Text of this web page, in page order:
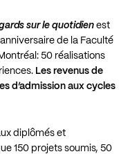
sur le quotidien est
de la Faculté
50 réalisations
Les revenus de
d’admission aux cycles
diplômés et
150 projets soumis, 50